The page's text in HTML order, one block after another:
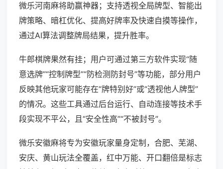
微乐河南麻将助赢神器；支持透视全局牌型、智能出
牌策略、暗杠优化、提高好牌率及快速自摸等操作，
通过AI算法调整牌局结果，提升胜率。
牛郎棋牌果然有挂；用户可通过第三方软件实现“随
意选牌”“控制牌型”“防检测防封号”等功能，部分用户
反映其他玩家可能存在“牌特别好”或“透视他人牌型”
的情况。这些工具通过后台运行、自动连接等技术手
段实现不平公，且“安全性高”“不被封号”。
微乐安徽麻将专为安徽玩家量身定制，合肥、芜湖、
安庆、黄山玩法全覆盖，红中万能、开口翻倍是标志